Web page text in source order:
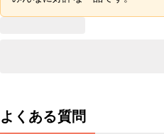
よくある質問